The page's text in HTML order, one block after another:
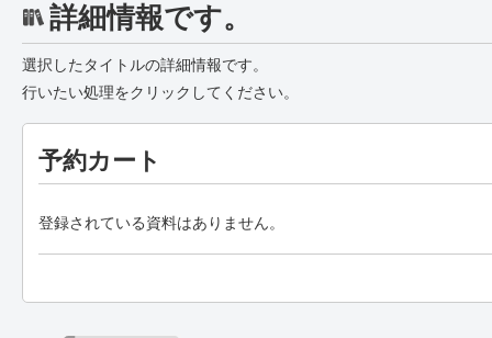
詳細情報です。
選択したタイトルの詳細情報です。
行いたい処理をクリックしてください。
予約カート
登録されている資料はありません。